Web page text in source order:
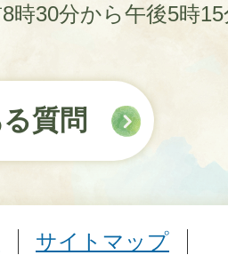
時30分から午後5時
質問
サイトマップ